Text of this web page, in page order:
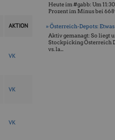
AKTION
VK
VK
VK
Heute im #gabb: Um
Prozent im Minus bei
» Österreich-Depots:
Aktiv gemanagt: So liegt
Stockpicking Öster­reich
vs. la...